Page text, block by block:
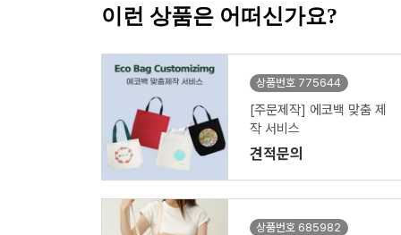
이런 상품은 어떠신가요?
상품번호 775644
[주문제작] 에코백 맞춤 제
작 서비스
견적문의
상품번호 685982